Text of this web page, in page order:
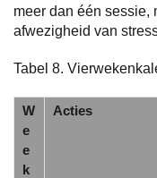
meer dan één sessie,
afwezigheid van
Tabel 8.
W
e
e
k
Acties